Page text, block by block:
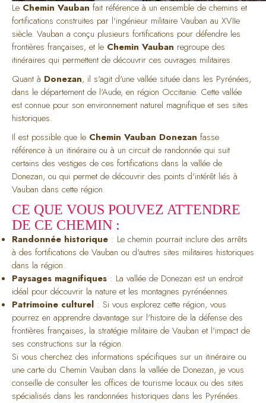
Le Chemin Vauban fait référence à un ensemble de chemins et
fortifications construites par l'ingénieur militaire Vauban au XVIIe
siècle. Vauban a conçu plusieurs fortifications pour défendre les
frontières françaises, et le Chemin Vauban regroupe des
itinéraires qui permettent de découvrir ces ouvrages militaires.
Quant à Donezan, il s'agit d'une vallée située dans les Pyrénées,
dans le département de l'Aude, en région Occitanie. Cette vallée
est connue pour son environnement naturel magnifique et ses sites
historiques.
Il est possible que le Chemin Vauban Donezan fasse
référence à un itinéraire ou à un circuit de randonnée qui suit
certains des vestiges de ces fortifications dans la vallée de
Donezan, ou qui permet de découvrir des points d'intérêt liés à
Vauban dans cette région.
CE QUE VOUS POUVEZ ATTENDRE
DE CE CHEMIN :
Randonnée historique : Le chemin pourrait inclure des arrêts
à des fortifications de Vauban ou d'autres sites militaires historiques
dans la région.
Paysages magnifiques : La vallée de Donezan est un endroit
idéal pour découvrir la nature et les montagnes pyrénéennes.
Patrimoine culturel : Si vous explorez cette région, vous
pourrez en apprendre davantage sur l'histoire de la défense des
frontières françaises, la stratégie militaire de Vauban et l'impact de
ses constructions sur la région.
Si vous cherchez des informations spécifiques sur un itinéraire ou
une carte du Chemin Vauban dans la vallée de Donezan, je vous
conseille de consulter les offices de tourisme locaux ou des sites
spécialisés dans les randonnées historiques dans les Pyrénées.